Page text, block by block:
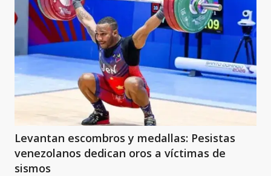
Levantan escombros y medallas: Pesistas
venezolanos dedican oros a víctimas de
sismos